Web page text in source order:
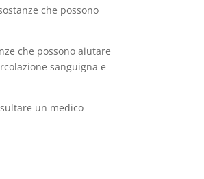
che possono
che possono aiutare
sanguigna e
un medico